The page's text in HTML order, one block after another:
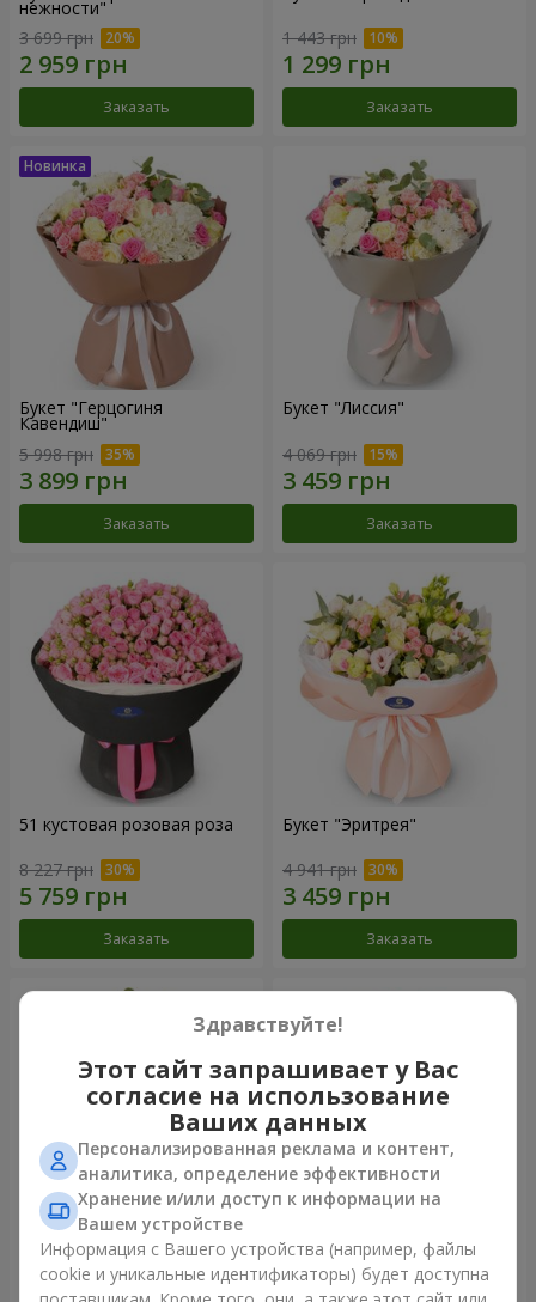
нежности"
3 699 грн
Заказать
1 443 грн
Заказать
Букет "Герцогиня
Кавендиш"
5 998 грн
Заказать
Букет "Лиссия"
4 069 грн
Заказать
51 кустовая розовая роза
8 227 грн
Заказать
Букет "Эритрея"
4 941 грн
Заказать
Букет "Nude Perfume"
3 246 грн
Букет "Розовая нежность"
4 713 грн
Здравствуйте!
Этот сайт запрашивает у Вас
согласие на использование
Ваших данных
Персонализированная реклама и контент,
аналитика, определение эффективности
Хранение и/или доступ к информации на
Вашем устройстве
Информация с Вашего устройства (например, файлы
cookie и уникальные идентификаторы) будет доступна